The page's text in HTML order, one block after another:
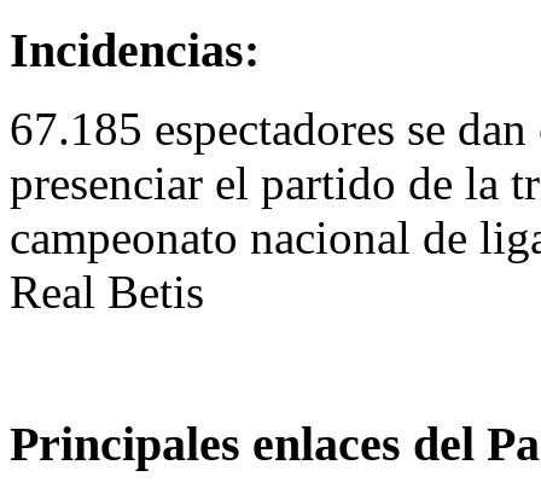
Incidencias:
67.185 espectadores se
presenciar el partido de la
campeonato nacional de
Real Betis
Principales enlaces del